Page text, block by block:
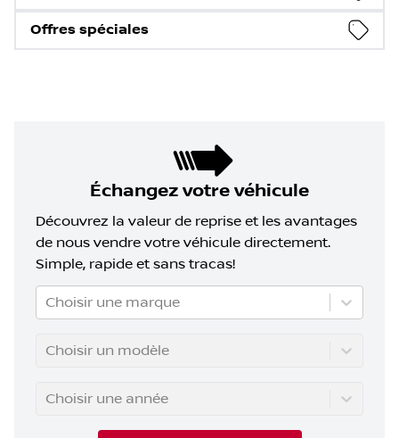
Offres spéciales
Échangez votre véhicule
Découvrez la valeur de reprise et les avantages
de nous vendre votre véhicule directement.
Simple, rapide et sans tracas!
Choisir une marque
Choisir un modèle
Choisir une année